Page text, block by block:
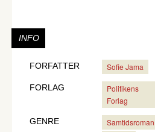
INFO
FORFATTER Sofie Jama
FORLAG
Politikens
Forlag
GENRE
Samtidsroman